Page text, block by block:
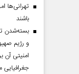
تهرانی‌ها
باشند
بسته‌شدن
و رژیم
امنیتی آن
جغرافیایی